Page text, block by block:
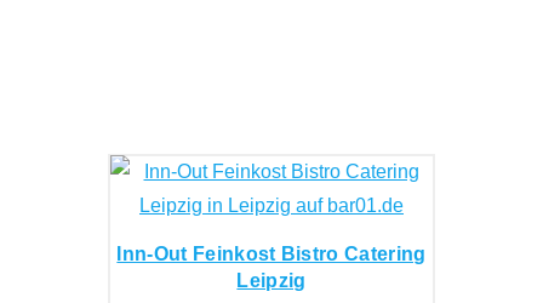
Inn-Out Feinkost Bistro Catering
Leipzig